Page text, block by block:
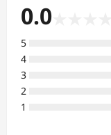
0.0
5
4
3
2
1